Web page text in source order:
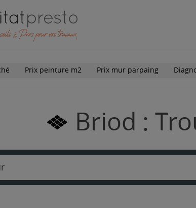
Prix peinture m2 Prix mur parpaing
Briod :